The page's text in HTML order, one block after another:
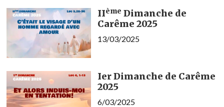
IIème Dimanche de
Carême 2025
13/03/2025
Ier Dimanche de Carême
2025
6/03/2025